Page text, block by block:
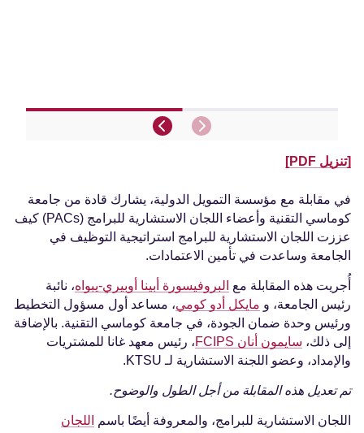
[تنزيل PDF]
في مقابلة مع مؤسسة التمويل الدولية، يشارك قادة من جامعة
كوماسي التقنية وأعضاء اللجان الاستشارية للبرامج (PACs) كيف
عززت اللجان الاستشارية للبرامج استراتيجية التوظيف في
الجامعة وساعدت في تأمين الاعتمادات.
أُجريت هذه المقابلة مع البروفيسورة أبينا أوبيري-يبواه، نائبة
رئيس الجامعة، و مايكل أدو كومي، مساعد أول مسؤول التخطيط
ورئيس وحدة ضمان الجودة، في جامعة كوماسي التقنية. بالإضافة
إلى ذلك، سايمون أنان FCIPS
، رئيس معهد غانا للمشتريات
والإمداد، وعضو اللجنة الاستشارية لـ KTSU.
تم تعديل هذه المقابلة من أجل الطول والوضوح.
اللجان الاستشارية للبرامج، والمعروفة أيضًا باسم
اللجان